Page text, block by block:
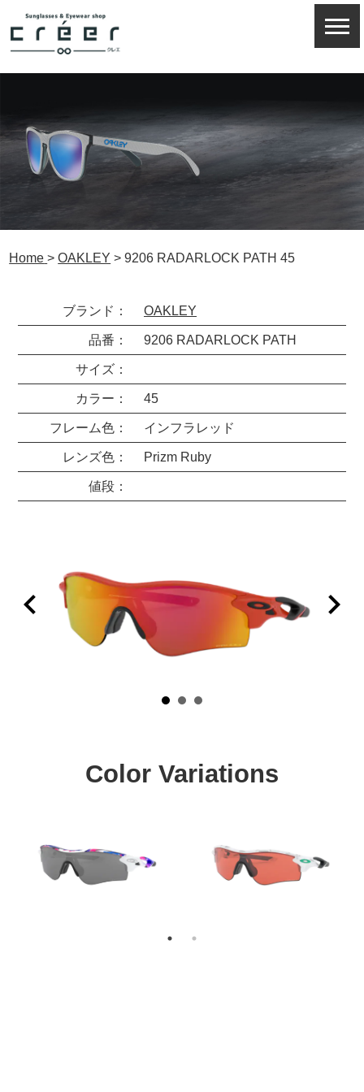
Home >OAKLEY >9206 RADARLOCK PATH 45
ブランド： OAKLEY
品番： 9206 RADARLOCK PATH
サイズ：
カラー： 45
フレーム色： インフラレッド
レンズ色： Prizm Ruby
値段：
Color Variations